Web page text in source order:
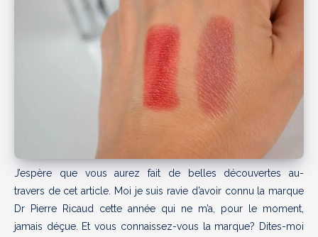
J’espère que vous aurez fait de belles découvertes au-
travers de cet article. Moi je suis ravie d’avoir connu la marque
Dr Pierre Ricaud cette année qui ne m’a, pour le moment,
jamais déçue. Et vous connaissez-vous la marque? Dites-moi